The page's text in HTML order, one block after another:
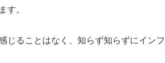
す。
じることはなく、知らず知らずにイン